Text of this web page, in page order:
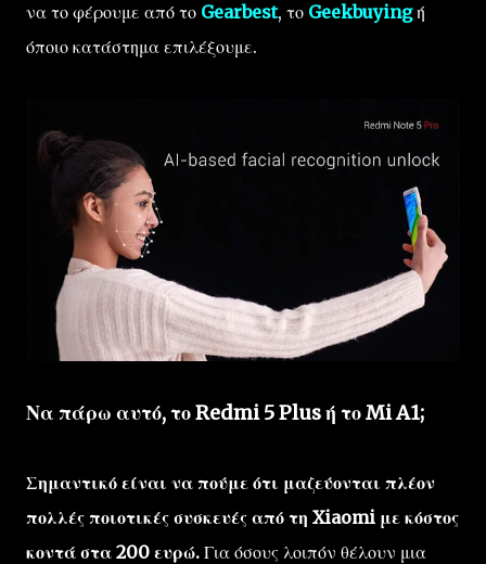
να το φέρουμε από το Gearbest, το Geekbuyingή
όποιο κατάστημα επιλέξουμε.
Να πάρω αυτό, το Redmi 5 Plus ή το Mi A1;
Σημαντικό είναι να πούμε ότι μαζεύονται πλέον
πολλές ποιοτικές συσκευές από τη Xiaomi με κόστος
κοντά στα 200 ευρώ. Για όσους λοιπόν θέλουν μια